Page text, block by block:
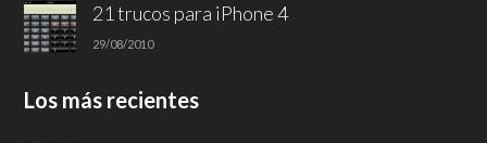
21 trucos para iPhone 4
29/08/2010
Los más recientes